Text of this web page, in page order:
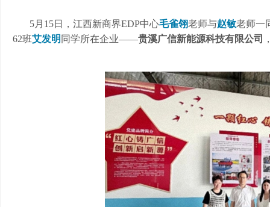
5月15日，江西新商界EDP中心毛雀翎老师与赵敏老师一
62班艾发明 同学所在企业——贵溪广信新能源科技有限公司